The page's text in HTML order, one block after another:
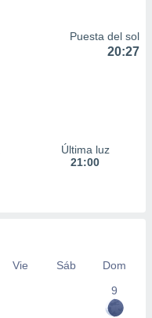
Puesta del sol
20:27
Última luz
21:00
Vie Sáb
Dom
9